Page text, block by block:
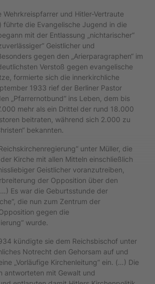
Wehrkreispfarrer und Hitler-Vertraute
führte die Evangelische Jugend in die
mit der Entlassung „nichtarischer“
Geistlicher und
gegen den „Arierparagraphen“ im
Verstoß gegen evangelische
formierte sich die innerkirchliche
1933 rief der Berliner Pastor
„Pfarrernotbund“ ins Leben, dem bis
mehr als ein Drittel der rund 18.000
beitraten, während sich 2.000 zu
bekannten.
unter Müller, die
der Kirche mit allen Mitteln einschließlich
Geistlicher voranzutreiben,
der Opposition über den
Es war die Geburtsstunde der
die nun zum Zentrum der
gegen die
wurde.
kündigte sie dem Reichsbischof unter
Notrecht den Gehorsam auf und
„Vorläufige Kirchenleitung“ ein. (…) Die
antworteten mit Gewalt und